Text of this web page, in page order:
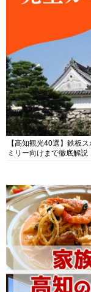
【高知観光40選】鉄板
ミリー向けまで徹底解説